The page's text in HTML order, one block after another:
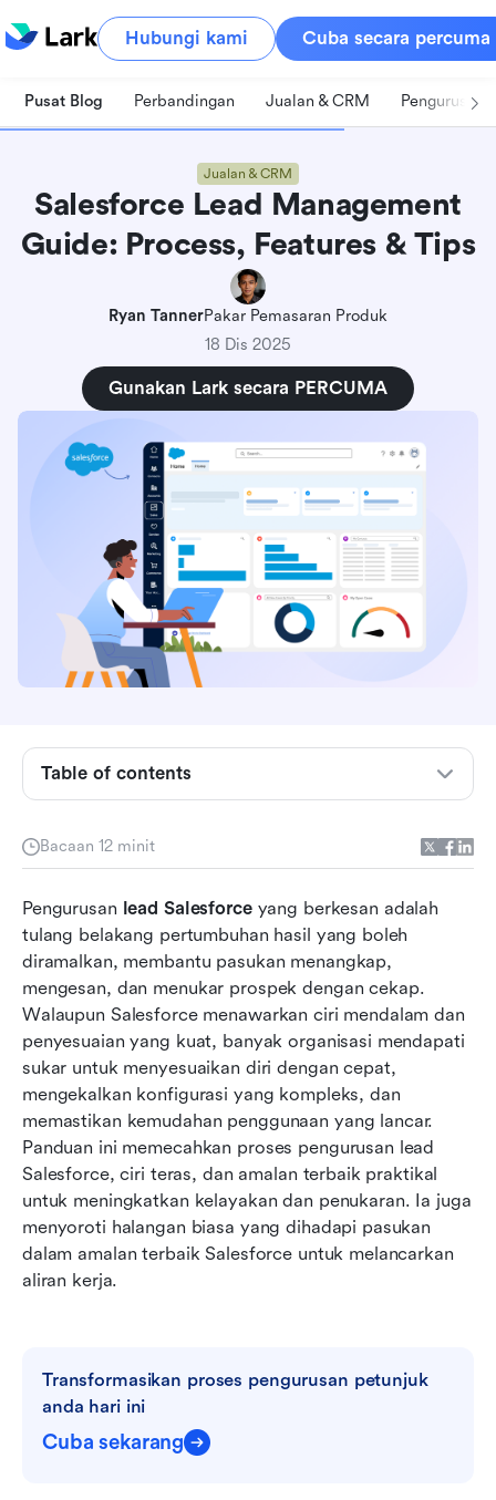
Hubungi kami Cuba secara percuma
Pusat Blog Perbandingan Jualan & CRM Pengurusan
Jualan & CRM
Salesforce Lead Management
Guide: Process, Features & Tips
Ryan TannerPakar Pemasaran Produk
18 Dis 2025
Gunakan Lark secara PERCUMA
Bacaan 12 minit
Pengurusan lead Salesforce yang berkesan adalah
tulang belakang pertumbuhan hasil yang boleh
diramalkan, membantu pasukan menangkap,
mengesan, dan menukar prospek dengan cekap.
Walaupun Salesforce menawarkan ciri mendalam dan
penyesuaian yang kuat, banyak organisasi mendapati
sukar untuk menyesuaikan diri dengan cepat,
mengekalkan konfigurasi yang kompleks, dan
memastikan kemudahan penggunaan yang lancar.
Panduan ini memecahkan proses pengurusan lead
Salesforce, ciri teras, dan amalan terbaik praktikal
untuk meningkatkan kelayakan dan penukaran. Ia juga
menyoroti halangan biasa yang dihadapi pasukan
dalam amalan terbaik Salesforce untuk melancarkan
aliran kerja.
Transformasikan proses pengurusan petunjuk
anda hari ini
Cuba sekarang
Table of contents
Sebelum memulakan: Apakah itu petunjuk
jualan?
Ciri pengurusan petunjuk utama Salesforce
Proses pengurusan petunjuk Salesforce
diterangkan langkah demi langkah
Amalan terbaik pengurusan petunjuk Salesforce
Cabaran dan kekurangan pengurusan petunjuk
Salesforce
Pengurusan petunjuk yang direka semula:
Bagaimana Lark mengatasi Salesforce
Salesforce vs Lark: Perbandingan ciri untuk
pengurusan petunjuk
Kesimpulan
Soalan Lazim
Bacaan berkaitan